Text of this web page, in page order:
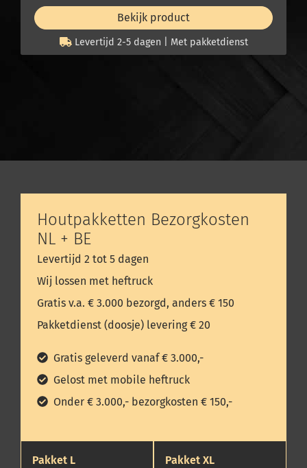
meters? Onze experts staan voor je klaar.
WhatsApp ons direct
Bekijk product
Levertijd 2-5 dagen | Met pakketdienst
Houtpakketten Bezorgkosten
NL + BE
Levertijd 2 tot 5 dagen
Wij lossen met heftruck
Gratis v.a. € 3.000 bezorgd, anders € 150
Pakketdienst (doosje) levering € 20
Gratis geleverd vanaf € 3.000,-
Gelost met mobile heftruck
Onder € 3.000,- bezorgkosten € 150,-
Pakket L Pakket XL